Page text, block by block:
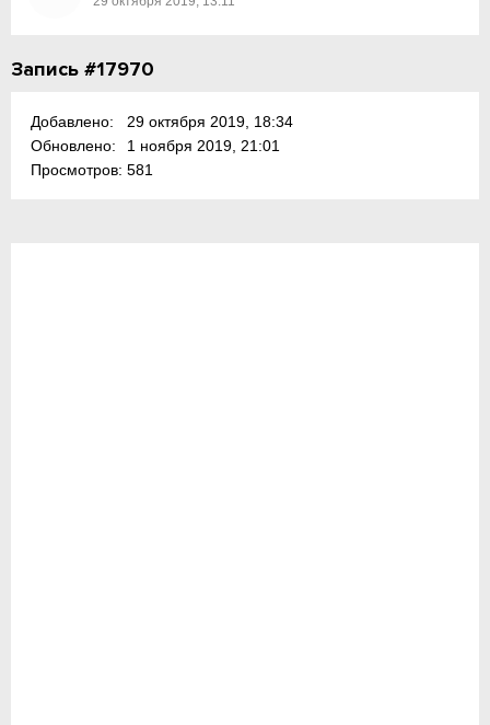
Запись #17970
Добавлено:
29 октября 2019, 18:34
Обновлено:
1 ноября 2019, 21:01
Просмотров: 581